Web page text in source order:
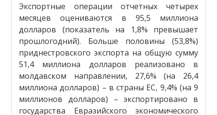
Экспортные операции отчетных четырех
месяцев оцениваются в 95,5 миллиона
долларов (показатель на 1,8% превышает
прошлогодний). Больше половины (53,8%)
приднестровского экспорта на общую сумму
51,4 миллиона долларов реализовано в
молдавском направлении, 27,6% (на 26,4
миллиона долларов) – в страны ЕС, 9,4% (на 9
миллионов долларов) – экспортировано в
государства Евразийского экономического